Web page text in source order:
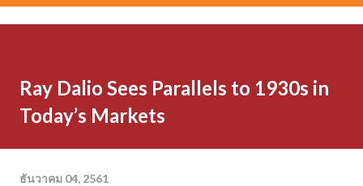
Ray Dalio Sees Parallels to 1930s in
Today’s Markets
ธันวาคม 04, 2561